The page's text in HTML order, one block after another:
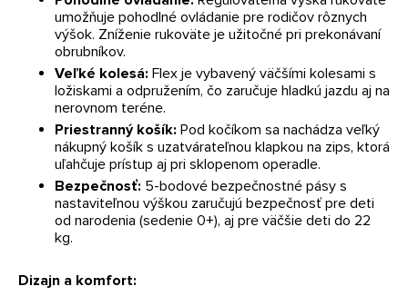
umožňuje pohodlné ovládanie pre rodičov rôznych
výšok. Zníženie rukoväte je užitočné pri prekonávaní
obrubníkov.
Veľké kolesá: Flex je vybavený väčšími kolesami s
ložiskami a odpružením, čo zaručuje hladkú jazdu aj na
nerovnom teréne.
Priestranný košík: Pod kočíkom sa nachádza veľký
nákupný košík s uzatvárateľnou klapkou na zips, ktorá
uľahčuje prístup aj pri sklopenom operadle.
Bezpečnosť: 5-bodové bezpečnostné pásy s
nastaviteľnou výškou zaručujú bezpečnosť pre deti
od narodenia (sedenie 0+), aj pre väčšie deti do 22
kg.
Dizajn a komfort: